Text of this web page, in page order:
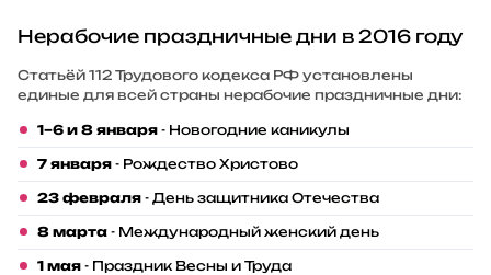
Нерабочие праздничные дни в 2016 году
Статьёй 112 Трудового кодекса РФ установлены
единые для всей страны нерабочие праздничные дни:
1–6 и 8 января - Новогодние каникулы
7 января - Рождество Христово
23 февраля - День защитника Отечества
8 марта - Международный женский день
1 мая - Праздник Весны и Труда